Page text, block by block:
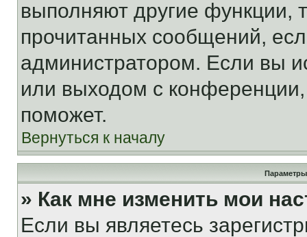
выполняют другие функции,
прочитанных сообщений,
администратором. Если вы
или выходом с
поможет.
Вернуться к началу
Параметры
» Как мне изменить мои
Если вы являетесь